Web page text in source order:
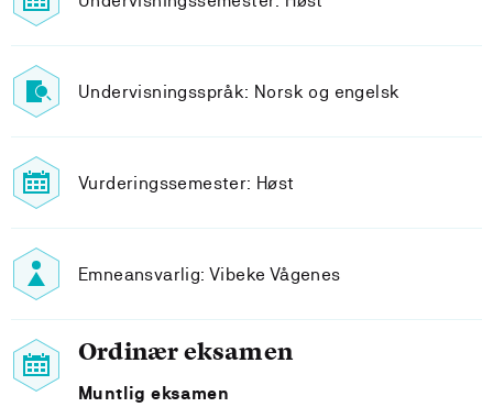
Undervisningsspråk: Norsk og engelsk
Vurderingssemester: Høst
Emneansvarlig: Vibeke Vågenes
Ordinær eksamen
Muntlig eksamen